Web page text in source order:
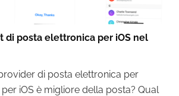
di posta elettronica per iOS nel
di posta elettronica per
iOS è migliore della posta? Qual